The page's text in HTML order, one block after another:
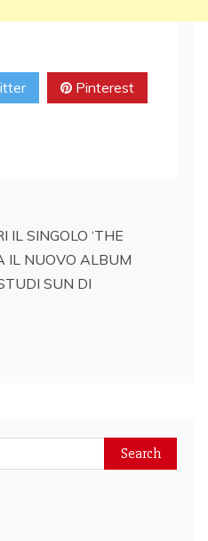
Pinterest
IL SINGOLO ‘THE
IL NUOVO ALBUM
SUN DI